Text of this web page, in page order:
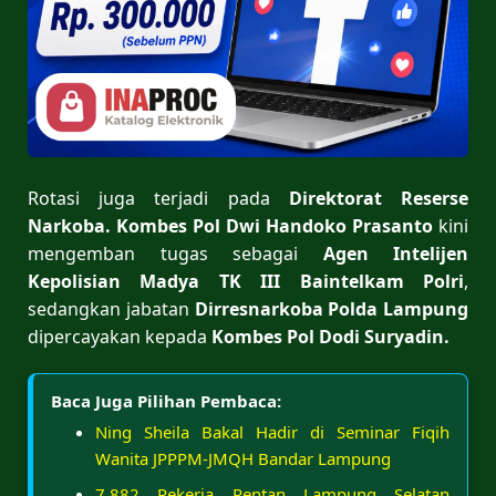
Rotasi juga terjadi pada Direktorat Reserse
Narkoba. Kombes Pol Dwi Handoko Prasanto kini
mengemban tugas sebagai Agen Intelijen
Kepolisian Madya TK III Baintelkam Polri,
sedangkan jabatan Dirresnarkoba Polda Lampung
dipercayakan kepada Kombes Pol Dodi Suryadin.
Baca Juga Pilihan Pembaca:
Ning Sheila Bakal Hadir di Seminar Fiqih
Wanita JPPPM-JMQH Bandar Lampung